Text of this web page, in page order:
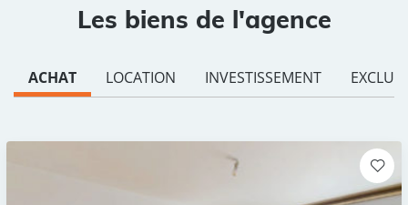
Les biens de l'agence
ACHAT LOCATION INVESTISSEMENT